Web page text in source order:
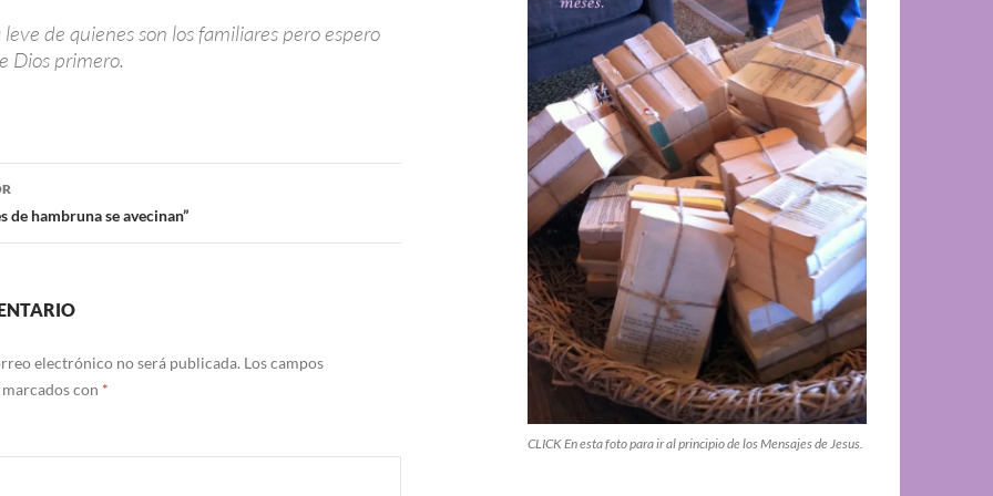
leve de quienes son los familiares pero espero
Dios primero.
de hambruna se avecinan”
electrónico no será publicada. Los campos
con *
CLICK En esta foto para ir al principio de los Mensajes de Jesus.